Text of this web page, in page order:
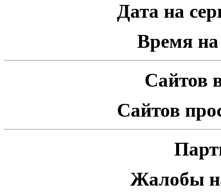
Дата на
Время на
Сайтов
Сайтов
Жалобы